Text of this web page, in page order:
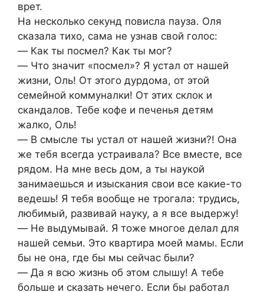
врет.
На несколько секунд повисла пауза. Оля
сказала тихо, сама не узнав свой голос:
― Как ты посмел? Как ты мог?
― Что значит «посмел»? Я устал от нашей
жизни, Оль! От этого дурдома, от этой
семейной коммуналки! От этих склок и
скандалов. Тебе кофе и печенья детям
жалко, Оль!
― В смысле ты устал от нашей жизни?! Она
же тебя всегда устраивала? Все вместе, все
рядом. На мне весь дом, а ты наукой
занимаешься и изыскания свои все какие-то
ведешь! Я тебя вообще не трогала: трудись,
любимый, развивай науку, а я все выдержу!
― Не выдумывай. Я тоже многое делал для
нашей семьи. Это квартира моей мамы. Если
бы не она, где бы мы сейчас были?
― Да я всю жизнь об этом слышу! А тебе
больше и сказать нечего. Если бы работал